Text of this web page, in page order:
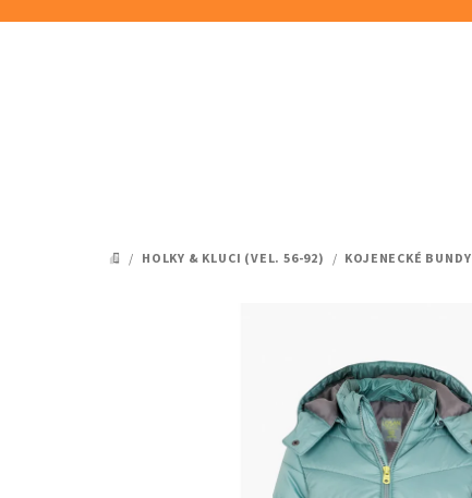
DOMŮ
/ HOLKY & KLUCI (VEL. 56-92) / KOJENECKÉ BUNDY